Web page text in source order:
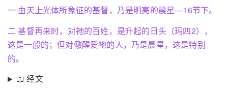
一 由天上光体所象征的基督，乃是明亮的晨星—16节下。
二 基督再来时，对祂的百姓，是升起的日头（玛四2），
这是一般的；但对儆醒爱祂的人，乃是晨星，这是特别
的。
📖 经文